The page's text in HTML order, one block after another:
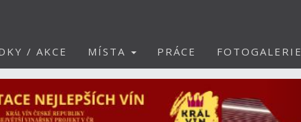
/ AKCE MÍSTA PRÁCE FOTOGALERIE